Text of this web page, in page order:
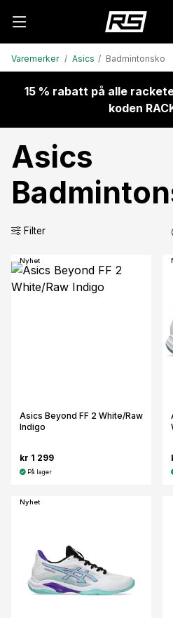
Varemerker Asics Badmintonsko
15 % rabatt på alle
koden
Asics
Filter
Nyhet
Asics Beyond FF 2 White/Raw
Indigo
kr 1 299
På lager
Nyhet